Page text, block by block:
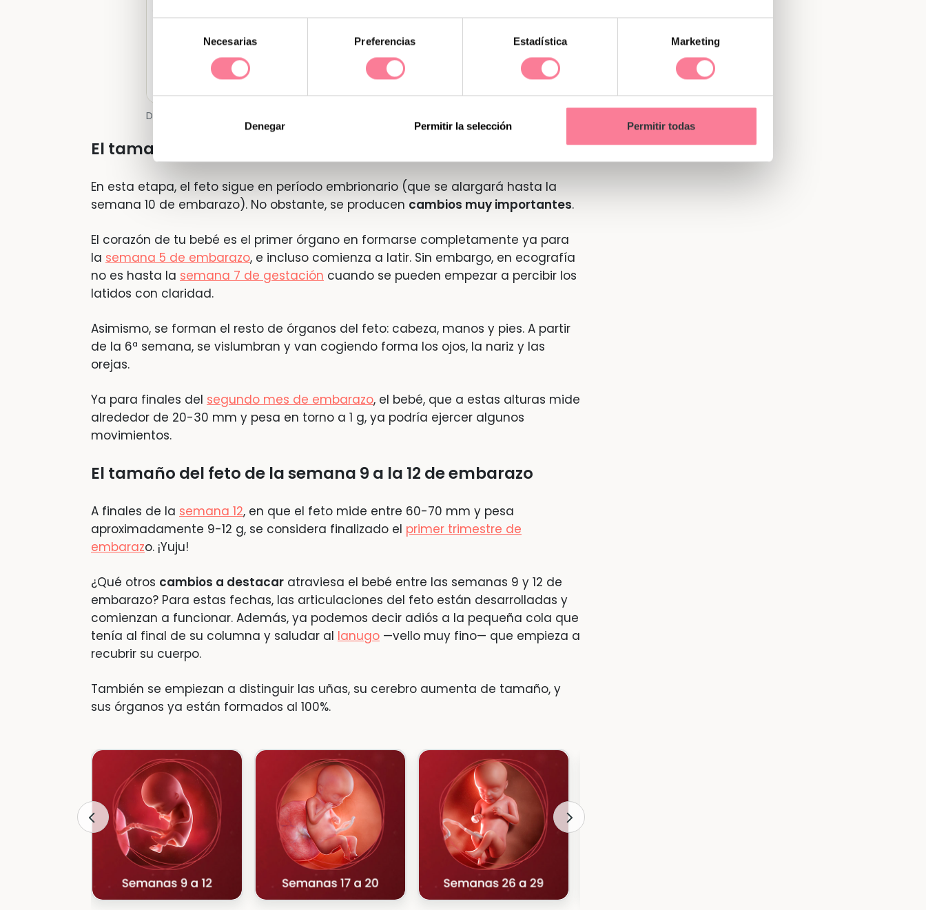
consentimiento
Necesarias Preferencias Estadística Marketing
Denegar Permitir la selección Permitir todas
Desarrollo embrionario temprano
El tamaño del bebé de la 5ª a la 8ª semana de gestación
En esta etapa, el feto sigue en período embrionario (que se alargará hasta la
semana 10 de embarazo). No obstante, se producen cambios muy importantes.
El corazón de tu bebé es el primer órgano en formarse completamente ya para
la semana 5 de embarazo, e incluso comienza a latir. Sin embargo, en ecografía
no es hasta la semana 7 de gestación cuando se pueden empezar a percibir los
latidos con claridad.
Asimismo, se forman el resto de órganos del feto: cabeza, manos y pies. A partir
de la 6ª semana, se vislumbran y van cogiendo forma los ojos, la nariz y las
orejas.
Ya para finales del segundo mes de embarazo, el bebé, que a estas alturas mide
alrededor de 20-30 mm y pesa en torno a 1 g, ya podría ejercer algunos
movimientos.
El tamaño del feto de la semana 9 a la 12 de embarazo
A finales de la semana 12, en que el feto mide entre 60-70 mm y pesa
aproximadamente 9-12 g, se considera finalizado el primer trimestre de
embarazo. ¡Yuju!
¿Qué otros cambios a destacar atraviesa el bebé entre las semanas 9 y 12 de
embarazo? Para estas fechas, las articulaciones del feto están desarrolladas y
comienzan a funcionar. Además, ya podemos decir adiós a la pequeña cola que
tenía al final de su columna y saludar al lanugo —vello muy fino— que empieza a
recubrir su cuerpo.
También se empiezan a distinguir las uñas, su cerebro aumenta de tamaño, y
sus órganos ya están formados al 100%.